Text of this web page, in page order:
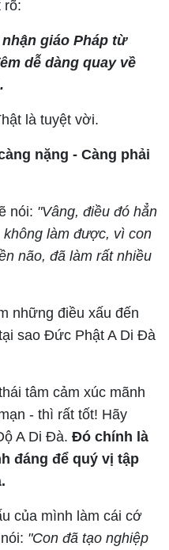
rõ:
giáo Pháp từ
dễ dàng quay về
là tuyệt vời.
nặng - Càng phải
nói: "Vâng, điều đó hẳn
làm được, vì con
não, đã làm rất nhiều
những điều xấu đến
sao Đức Phật A Di Đà
tâm cảm xúc mãnh
- thì rất tốt! Hãy
A Di Đà. Đó chính là
đáng để quý vị tập
của mình làm cái cớ
"Con đã tạo nghiệp